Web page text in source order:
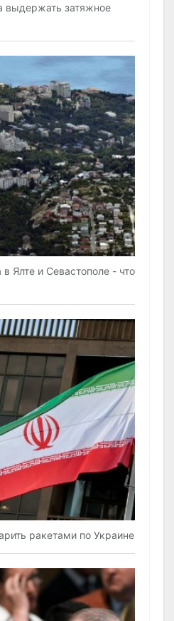
выдержать затяжное
Ялте и Севастополе - что
ракетами по Украине